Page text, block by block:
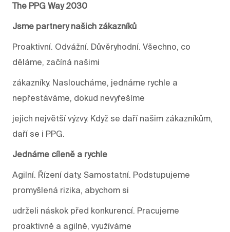
The PPG Way 2030
Jsme partnery našich zákazníků
Proaktivní. Odvážní. Důvěryhodní. Všechno, co
děláme, začíná našimi
zákazníky. Nasloucháme, jednáme rychle a
nepřestáváme, dokud nevyřešíme
jejich největší výzvy. Když se daří našim zákazníkům,
daří se i PPG.
Jednáme cíleně a rychle
Agilní. Řízení daty. Samostatní. Podstupujeme
promyšlená rizika, abychom si
udrželi náskok před konkurencí. Pracujeme
proaktivně a agilně, využíváme